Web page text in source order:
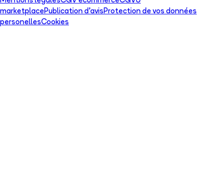
marketplace Publication d'avis Protection de vos données
personellesCookies